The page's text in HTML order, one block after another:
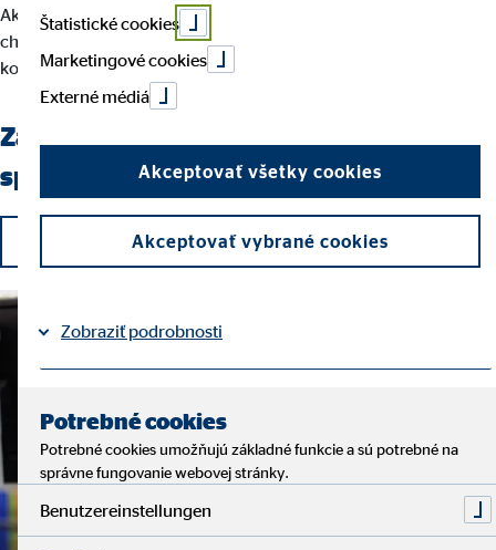
Ak už nemáte chuť na monotónny pracovný deň a namiesto toho
chcete byť samostatný a zároveň chcete pracovať s
kompetentnými a milými kolegami, ste u nás správne.
Začnite aj vy ako finančný
sprostredkovateľ OVB!
Podať žiadosť
Štatistické cookies
Marketingové cookies
Externé médiá
Akceptovať všetky cookies
Akceptovať vybrané cookies
Zobraziť podrobnosti
Potrebné cookies
Potrebné cookies umožňujú základné funkcie a sú potrebné na
správne fungovanie webovej stránky.
Benutzereinstellungen